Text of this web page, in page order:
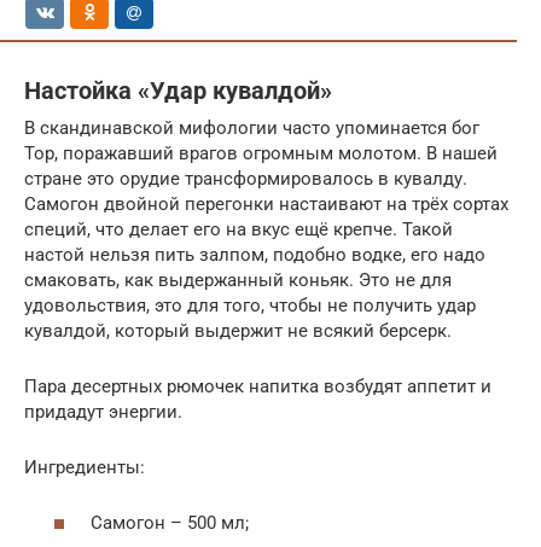
Настойка «Удар кувалдой»
В скандинавской мифологии часто упоминается бог
Тор, поражавший врагов огромным молотом. В нашей
стране это орудие трансформировалось в кувалду.
Самогон двойной перегонки настаивают на трёх сортах
специй, что делает его на вкус ещё крепче. Такой
настой нельзя пить залпом, подобно водке, его надо
смаковать, как выдержанный коньяк. Это не для
удовольствия, это для того, чтобы не получить удар
кувалдой, который выдержит не всякий берсерк.
Пара десертных рюмочек напитка возбудят аппетит и
придадут энергии.
Ингредиенты:
Самогон – 500 мл;